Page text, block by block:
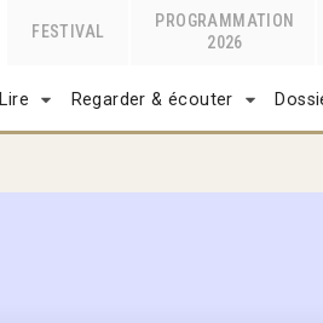
FESTIVAL
PROGRAMMATION
2026
Lire Regarder & écouter